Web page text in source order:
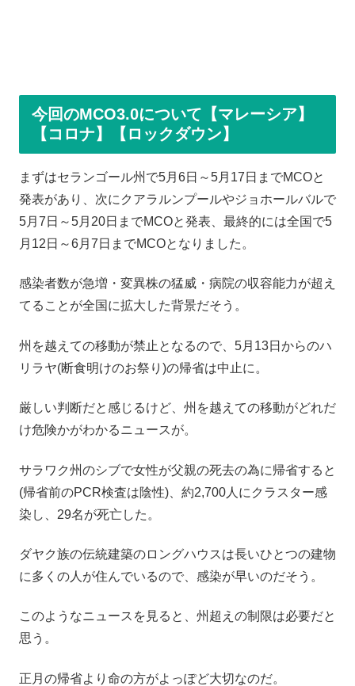
今回のMCO3.0について【マレーシア】
【コロナ】【ロックダウン】
まずはセランゴール州で5月6日～5月17日までMCOと
発表があり、次にクアラルンプールやジョホールバルで
5月7日～5月20日までMCOと発表、最終的には全国で5
月12日～6月7日までMCOとなりました。
感染者数が急増・変異株の猛威・病院の収容能力が超え
てることが全国に拡大した背景だそう。
州を越えての移動が禁止となるので、5月13日からのハ
リラヤ(断食明けのお祭り)の帰省は中止に。
厳しい判断だと感じるけど、州を越えての移動がどれだ
け危険かがわかるニュースが。
サラワク州のシブで女性が父親の死去の為に帰省すると
(帰省前のPCR検査は陰性)、約2,700人にクラスター感
染し、29名が死亡した。
ダヤク族の伝統建築のロングハウスは長いひとつの建物
に多くの人が住んでいるので、感染が早いのだそう。
このようなニュースを見ると、州超えの制限は必要だと
思う。
正月の帰省より命の方がよっぽど大切なのだ。